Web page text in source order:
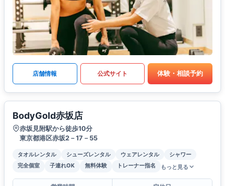
店舗情報 公式サイト 体験・相談予約
BodyGold赤坂店
赤坂見附駅から徒歩10分
東京都港区赤坂2－17－55
タオルレンタル シューズレンタル ウェアレンタル
シャワー
完全個室
子連れOK 無料体験 トレーナー指名 もっと見る